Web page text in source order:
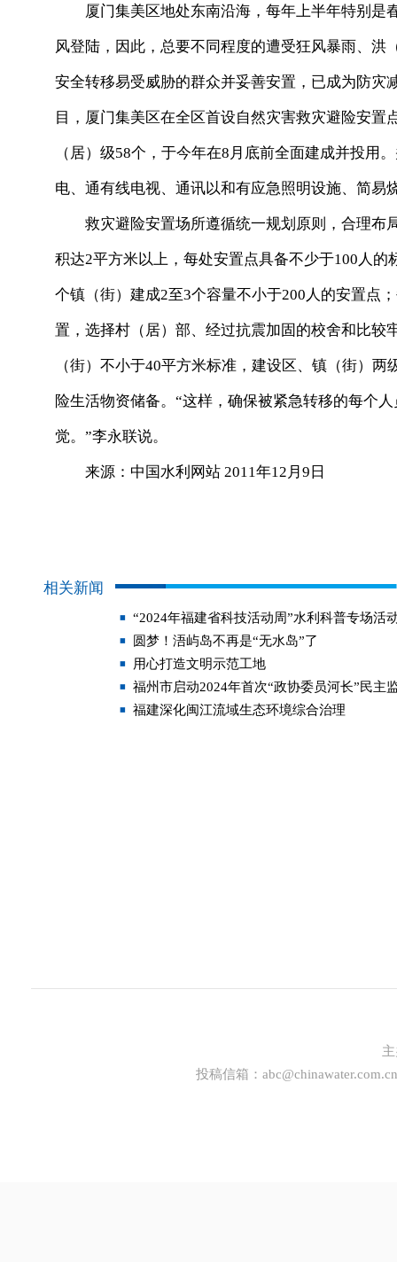
厦门集美区地处东南沿海，每年上半年特别是
风登陆，因此，总要不同程度的遭受狂风暴雨、
安全转移易受威胁的群众并妥善安置，已成为防灾
目，厦门集美区在全区首设自然灾害救灾避险安置
（居）级58个，于今年在8月底前全面建成并投用
电、通有线电视、通讯以和有应急照明设施、简
救灾避险安置场所遵循统一规划原则，合理布
积达2平方米以上，每处安置点具备不少于100人
个镇（街）建成2至3个容量不小于200人的安置点
置，选择村（居）部、经过抗震加固的校舍和比较
（街）不小于40平方米标准，建设区、镇（街）
险生活物资储备。“这样，确保被紧急转移的每个
觉。”李永联说。
来源：中国水利网站 2011年12月9日
相关新闻
“2024年福建省科技活动周”水利科普专场活
圆梦！浯屿岛不再是“无水岛”了
用心打造文明示范工地
福州市启动2024年首次“政协委员河长”民主
福建深化闽江流域生态环境综合治理
投稿信箱： abc@chinawater.com.cn